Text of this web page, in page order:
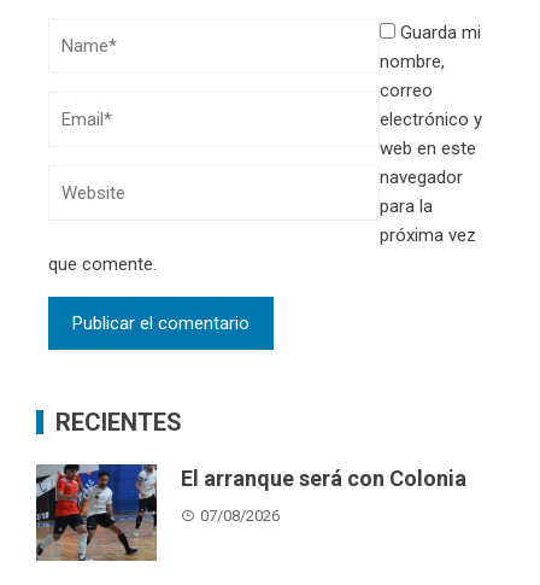
Guarda mi
nombre,
correo
electrónico y
web en este
navegador
para la
próxima vez
que comente.
RECIENTES
El arranque será con Colonia
07/08/2026